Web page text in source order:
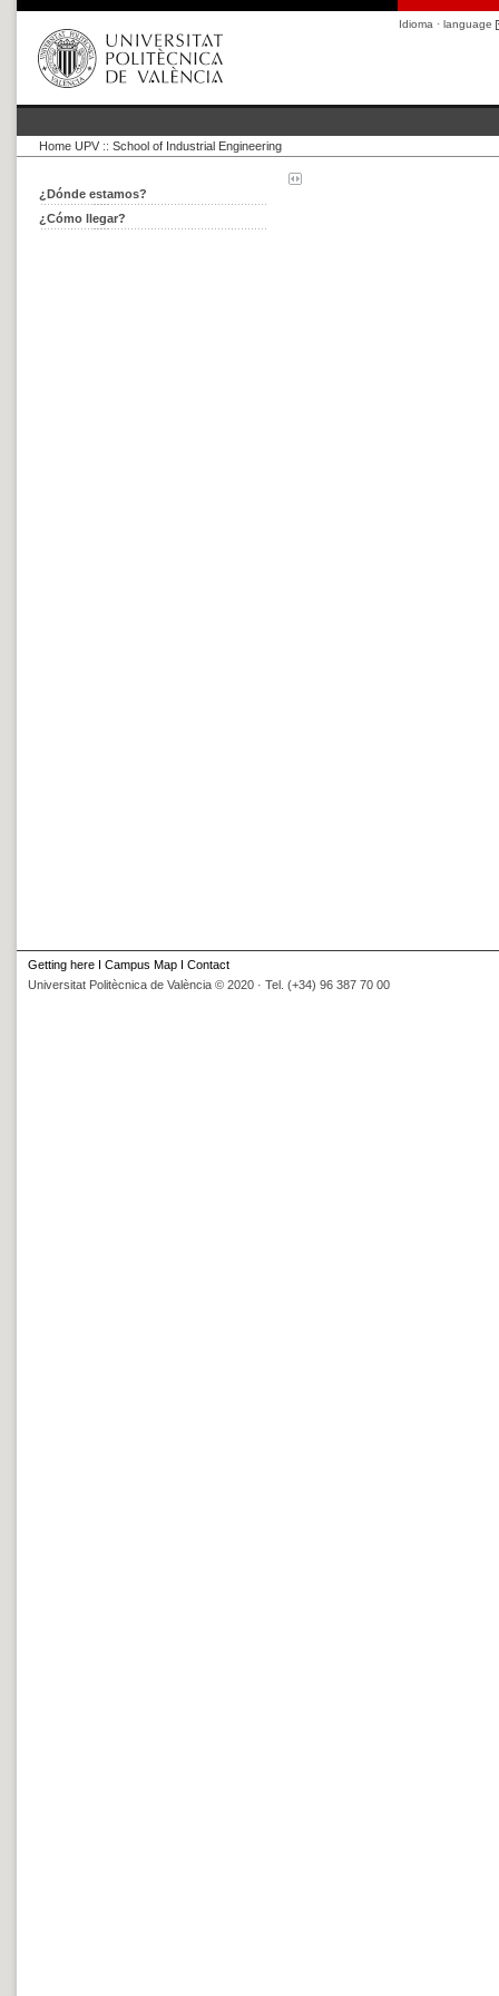
Idioma · language
Home UPV :: School of Industrial Engineering
¿Dónde estamos?
¿Cómo llegar?
Getting here I Campus Map I Contact
Universitat Politècnica de València © 2020 · Tel. (+34) 96 387 70 00